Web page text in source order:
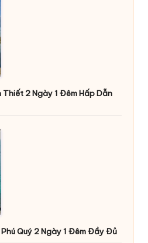
Thiết 2 Ngày 1 Đêm Hấp Dẫn
Quý 2 Ngày 1 Đêm Đầy Đủ